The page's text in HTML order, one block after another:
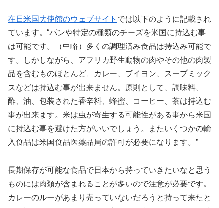
在日米国大使館のウェブサイト では以下のように記載され
ています。“パンや特定の種類のチーズを米国に持込む事
は可能です。（中略）多くの調理済み食品は持込み可能で
す。しかしながら、アフリカ野生動物の肉やその他の肉製
品を含むものほとんど、カレー、ブイヨン、スープミック
スなどは持込む事が出来ません。原則として、調味料、
酢、油、包装された香辛料、蜂蜜、コーヒー、茶は持込む
事が出来ます。米は虫が寄生する可能性がある事から米国
に持込む事を避けた方がいいでしょう。またいくつかの輸
入食品は米国食品医薬品局の許可が必要になります。”
長期保存が可能な食品で日本から持っていきたいなと思う
ものには肉類が含まれることが多いので注意が必要です。
カレーのルーがあまり売っていないだろうと持って来たと